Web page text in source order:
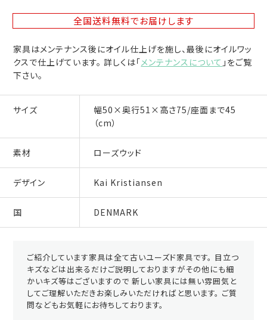
全国送料無料でお届けします
家具はメンテナンス後にオイル仕上げを施し、最後にオイルワッ
クスで仕上げています。 詳しくは「メンテナンスについて 」をご覧
下さい。
サイズ
幅50×奥行51×高さ75/座面まで45
（cm）
素材 ローズウッド
デザイン Kai Kristiansen
国 DENMARK
ご紹介しています家具は全て古いユーズド家具です。 目立つ
キズなどは出来るだけご説明しておりますがその他にも細
かいキズ等はございますので 新しい家具には無い雰囲気と
してご理解いただきお楽しみいただければと思います。 ご質
問などもお気軽にお待ちしております。